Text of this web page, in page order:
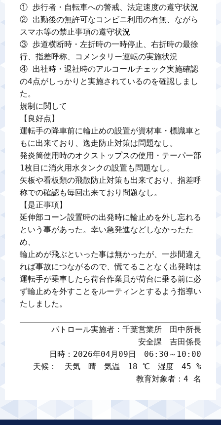
① 歩行者・自転車への警戒、法定速度の遵守状況
② 出勤後の無許可なコンビニ利用の有無、ながら
スマホ等の禁止事項の遵守状況
③ 歩道横断時・左折時の一時停止、右折時の最徐
行、指差呼称、コメンタリー運転の実施状況
④ 出社時・退社時のアルコールチェック実施確認
の4点がしっかりと実施されているのを確認しまし
た。
規制に関して
【良好点】
運転手の降車前に輪止めの設置が資材車・標識車と
もに出来ており、逸走防止対策は問題なし。
発炎筒使用時のオクストップスの使用・テーパー部
1枚目に消火用水タンクの設置も問題なし。
矢板や看板類の飛散防止対策も出来ており、指差呼
称での確認も毎回出来ており問題なし。
【是正事項】
延伸部コーン設置時の出発時に輪止めを外し忘れる
という事があった。幸い急発進などしなかったた
め、
輪止めが飛ぶといった事は無かったが、一歩間違え
れば事故につながるので、慌てることなく出発時は
運転手が乗車したら荷台作業員が荷台に乗る前に必
ず輪止めを外すことをルーティンとするよう指導い
たしました。
パトロール実施者：千葉営業所　田中所長
安全課　吉田係長
日時：2026年04月09日　06:30～10:00
天候：　天気　晴　気温　18 ℃　湿度　45 %
教育対象者：4 名